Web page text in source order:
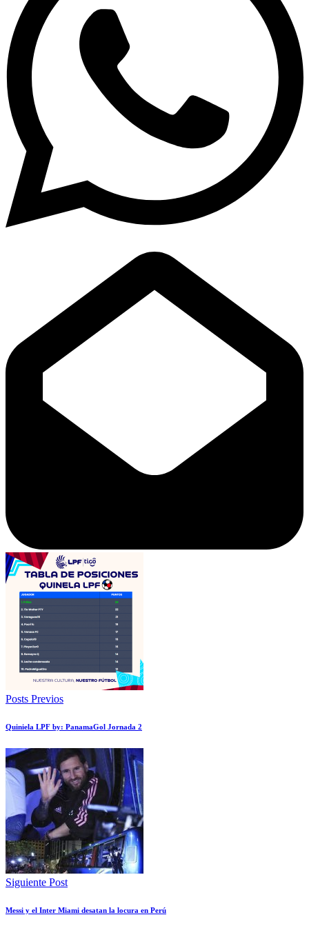
Posts Previos
Quiniela LPF by: PanamaGol Jornada 2
Siguiente Post
Messi y el Inter Miami desatan la locura en Perú